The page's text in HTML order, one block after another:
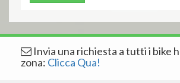
Invia una richiesta a tutti i bike
zona: Clicca Qua!